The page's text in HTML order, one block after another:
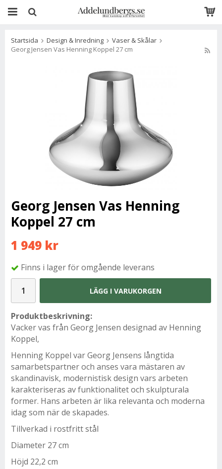
Startsida Design & Inredning
Vaser & Skålar
Georg Jensen Vas Henning Koppel 27 cm
Georg Jensen Vas Henning
Koppel 27 cm
1 949 kr
Finns i lager för omgående leverans
LÄGG I VARUKORGEN
Produktbeskrivning:
Vacker vas från Georg Jensen designad av Henning
Koppel,
Henning Koppel var Georg Jensens långtida
samarbetspartner och anses vara mästaren av
skandinavisk, modernistisk design vars arbeten
karakteriseras av funktionalitet och skulpturala
former. Hans arbeten är lika relevanta och moderna
idag som när de skapades.
Tillverkad i rostfritt stål
Diameter 27 cm
Höjd 22,2 cm